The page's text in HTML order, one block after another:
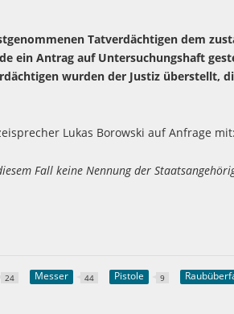
Tatverdächtigen dem
ein Antrag auf Untersuchungshaft
wurden der Justiz überstellt,
Lukas Borowski auf Anfrage mit:
Fall keine Nennung der
24 Messer 44 Pistole 9